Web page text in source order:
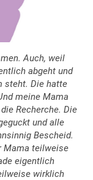
Auch, weil
abgeht und
steht. Die hatte
meine Mama
Recherche. Die
und alle
Bescheid.
Mama teilweise
eigentlich
wirklich